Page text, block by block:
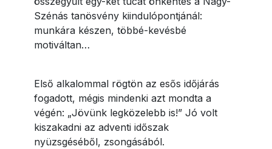
Szénás tanösvény kiindulópontjánál:
munkára készen, többé-kevésbé
motiváltan…
Első alkalommal rögtön az esős időjárás
fogadott, mégis mindenki azt mondta a
végén: „Jövünk legközelebb is!” Jó volt
kiszakadni az adventi időszak
nyüzsgéséből, zsongásából.